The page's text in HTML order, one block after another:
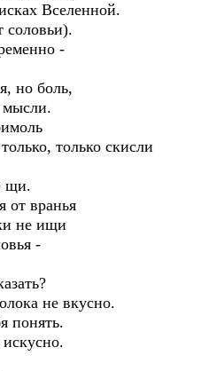
Вселенной.
соловьи).
-
но боль,
мысли.
только скисли
щи.
от вранья
не ищи
-
не вкусно.
понять.